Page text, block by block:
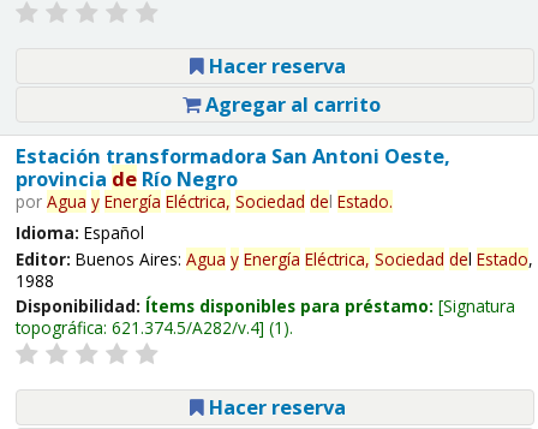
Hacer reserva
Agregar al carrito
Estación transformadora San Antoni Oeste,
provincia deRío Negro
por Agua y Energía Eléctrica, Sociedad del Estado.
Idioma: Español
Editor: Buenos Aires: Agua y Energía Eléctrica, Sociedad del Estado,
1988
Disponibilidad: Ítems disponibles para préstamo: Signatura
topográfica: 621.374.5/A282/v.4 (1).
Hacer reserva